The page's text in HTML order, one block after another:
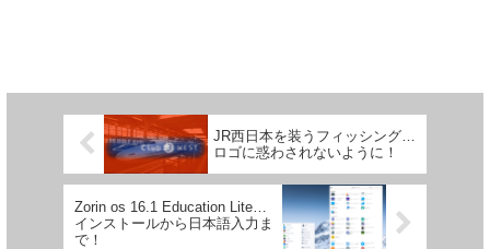
JR西日本を装うフィッシング…
ロゴに惑わされないように！
Zorin os 16.1 Education Lite…
インストールから日本語入力ま
で！